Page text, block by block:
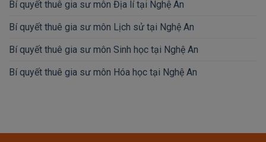
Bí quyết thuê gia sư môn Địa lí tại Nghệ An
Bí quyết thuê gia sư môn Lịch sử tại Nghệ An
Bí quyết thuê gia sư môn Sinh học tại Nghệ An
Bí quyết thuê gia sư môn Hóa học tại Nghệ An